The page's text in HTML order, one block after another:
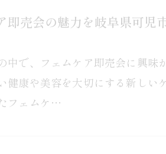
即売会の魅力を岐阜県可児
中で、フェムケア即売会に興味
健康や美容を大切にする新しい
フェムケ…